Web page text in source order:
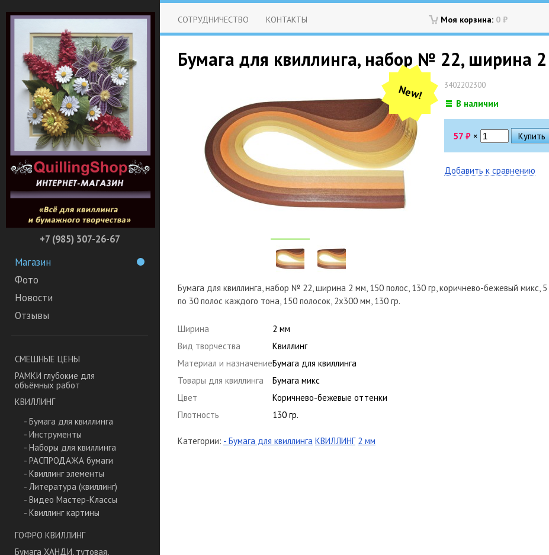
+7 (985) 307-26-67
Магазин
Фото
Новости
Отзывы
СМЕШНЫЕ ЦЕНЫ
РАМКИ глубокие для
объёмных работ
КВИЛЛИНГ
- Бумага для квиллинга
- Инструменты
- Наборы для квиллинга
- РАСПРОДАЖА бумаги
- Квиллинг элементы
- Литература (квиллинг)
- Видео Мастер-Классы
- Квиллинг картины
ГОФРО КВИЛЛИНГ
Бумага ХАНДИ, тутовая,
Моя корзина: 0 ₽
СОТРУДНИЧЕСТВО КОНТАКТЫ
Бумага для квиллинга, набор № 22, ширина
New! 3402202300
В наличии
57 ₽ ×
Добавить к сравнению
Бумага для квиллинга, набор № 22, ширина 2 мм, 150 полос, 130 гр, коричнево-бежевый микс,
по 30 полос каждого тона, 150 полосок, 2х300 мм, 130 гр.
Ширина
2 мм
Вид творчества
Квиллинг
Материал и назначениеБумага для квиллинга
Товары для квиллинга
Бумага микс
Цвет
Коричнево-бежевые оттенки
Плотность
130 гр.
Категории: - Бумага для квиллинга КВИЛЛИНГ 2 мм